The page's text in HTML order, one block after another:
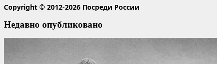
Copyright © 2012-2026 Посреди России
Недавно опубликовано